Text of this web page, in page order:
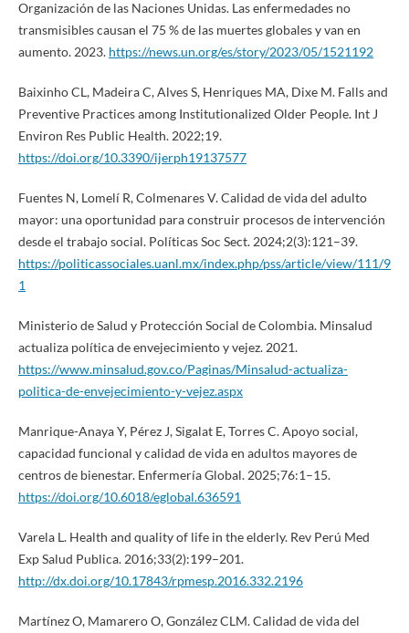
Organización de las Naciones Unidas. Las enfermedades no
transmisibles causan el 75 % de las muertes globales y van en
aumento. 2023. https://news.un.org/es/story/2023/05/1521192
Baixinho CL, Madeira C, Alves S, Henriques MA, Dixe M. Falls and
Preventive Practices among Institutionalized Older People. Int J
Environ Res Public Health. 2022;19.
https://doi.org/10.3390/ijerph19137577
Fuentes N, Lomelí R, Colmenares V. Calidad de vida del adulto
mayor: una oportunidad para construir procesos de intervención
desde el trabajo social. Políticas Soc Sect. 2024;2(3):121–39.
https://politicassociales.uanl.mx/index.php/pss/article/view/111/9
1
Ministerio de Salud y Protección Social de Colombia. Minsalud
actualiza política de envejecimiento y vejez. 2021.
https://www.minsalud.gov.co/Paginas/Minsalud-actualiza-
politica-de-envejecimiento-y-vejez.aspx
Manrique-Anaya Y, Pérez J, Sigalat E, Torres C. Apoyo social,
capacidad funcional y calidad de vida en adultos mayores de
centros de bienestar. Enfermería Global. 2025;76:1–15.
https://doi.org/10.6018/eglobal.636591
Varela L. Health and quality of life in the elderly. Rev Perú Med
Exp Salud Publica. 2016;33(2):199–201.
http://dx.doi.org/10.17843/rpmesp.2016.332.2196
Martínez O, Mamarero O, González CLM. Calidad de vida del